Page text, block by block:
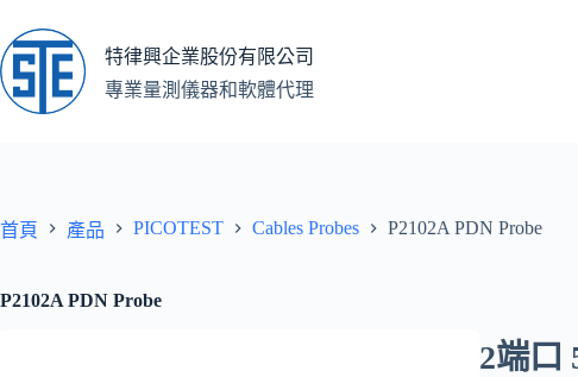
至
主
要
特律興企業股份有限公司
專業量測儀器和軟體代理
首頁 產品 PICOTEST Cables Probes P2102A PDN Probe
P2102A PDN Probe
2端口